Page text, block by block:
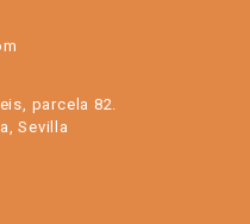
parcela 82.
Sevilla